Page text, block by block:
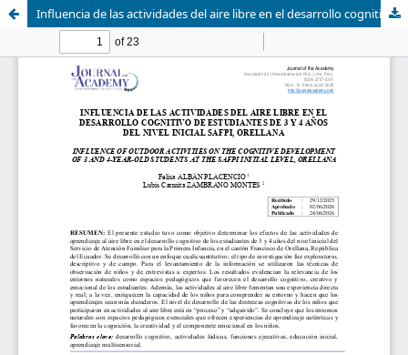
Influencia de las actividades del aire libre en el desarrollo cognitivo de estudiantes de 3 y 4 años del nivel inicial Safpi, Orellana